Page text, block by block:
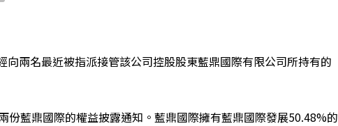
向兩名最近被指派接管該公司控股股東藍鼎國際有限公司所持有的
份藍鼎國際的權益披露通知。藍鼎國際擁有藍鼎國際發展50.48%的